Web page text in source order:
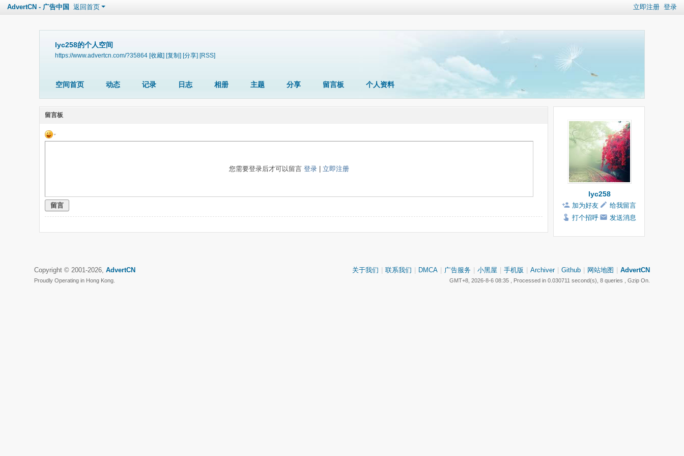
立即注册 登录
AdvertCN - 广告中国 返回首页
lyc258的个人空间
https://www.advertcn.com/?35864 [收藏] [复制] [分享] [RSS]
空间首页 动态 记录 日志 相册 主题 分享 留言板 个人资料
留言板
您需要登录后才可以留言登录 立即注册
留言
lyc258
加为好友
给我留言
打个招呼
发送消息
关于我们 联系我们 DMCA 广告服务 小黑屋 手机版 Archiver Github 网站地图 AdvertCN
GMT+8, 2026-8-6 08:35 , Processed in 0.030711 second(s), 8 queries , Gzip On.
Copyright © 2001-2026, AdvertCN
Proudly Operating in Hong Kong.